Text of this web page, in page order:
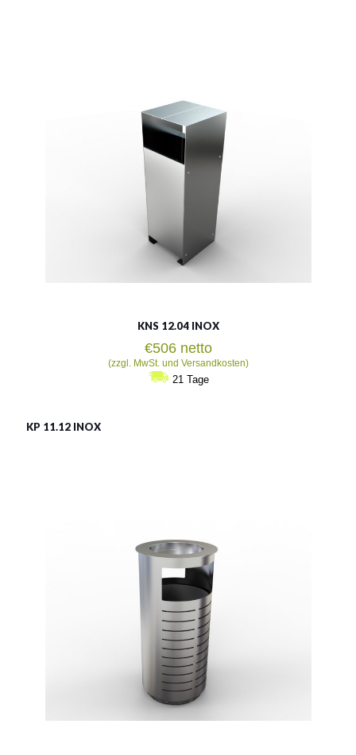
60l
Siehe mehr
KNS 12.04 INOX
€506 netto
(zzgl. MwSt. und Versandkosten)
21 Tage
KP 11.12 INOX
80l
Siehe mehr